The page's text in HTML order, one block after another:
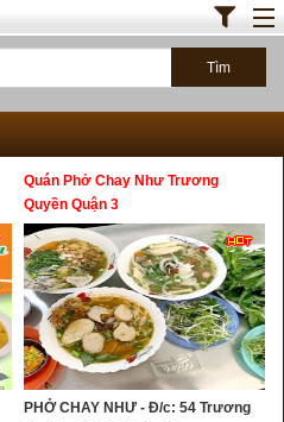
Quán Phở Chay Như Trương
Quyền Quận 3
PHỞ CHAY NHƯ - Đ/c: 54 Trương